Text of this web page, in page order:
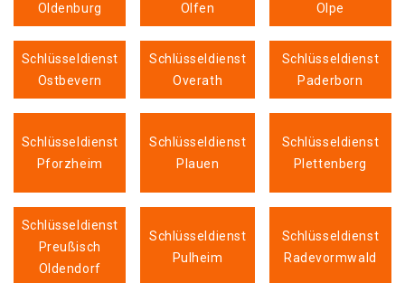
Oldenburg
Olfen
Olpe
Schlüsseldienst
Ostbevern
Schlüsseldienst
Overath
Schlüsseldienst
Paderborn
Schlüsseldienst
Pforzheim
Schlüsseldienst
Plauen
Schlüsseldienst
Plettenberg
Schlüsseldienst
Preußisch
Oldendorf
Schlüsseldienst
Pulheim
Schlüsseldienst
Radevormwald